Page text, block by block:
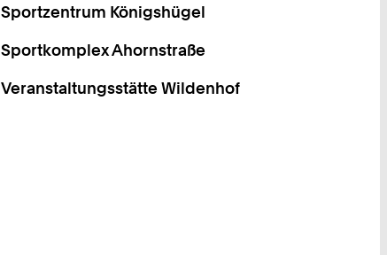
Sportzentrum Königshügel
Sportkomplex Ahornstraße
Veranstaltungsstätte Wildenhof